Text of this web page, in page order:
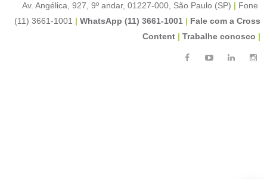
Av. Angélica, 927, 9º andar, 01227-000, São Paulo (SP) | Fone
(11) 3661-1001 | WhatsApp (11) 3661-1001 | Fale com a Cross
Content | Trabalhe conosco |